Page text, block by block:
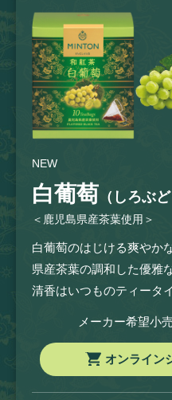
NEW
白葡萄 （しろぶど
＜鹿児島県産茶葉使用＞
白葡萄のはじける爽やか
県産茶葉の調和した優雅
清香はいつものティータ
メーカー希望小
オンライン